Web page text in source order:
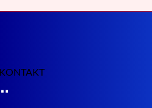
KONTAKT